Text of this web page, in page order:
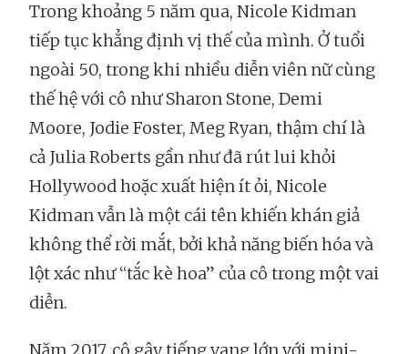
Trong khoảng 5 năm qua, Nicole Kidman
tiếp tục khẳng định vị thế của mình. Ở tuổi
ngoài 50, trong khi nhiều diễn viên nữ cùng
thế hệ với cô như Sharon Stone, Demi
Moore, Jodie Foster, Meg Ryan, thậm chí là
cả Julia Roberts gần như đã rút lui khỏi
Hollywood hoặc xuất hiện ít ỏi, Nicole
Kidman vẫn là một cái tên khiến khán giả
không thể rời mắt, bởi khả năng biến hóa và
lột xác như “tắc kè hoa” của cô trong một vai
diễn.